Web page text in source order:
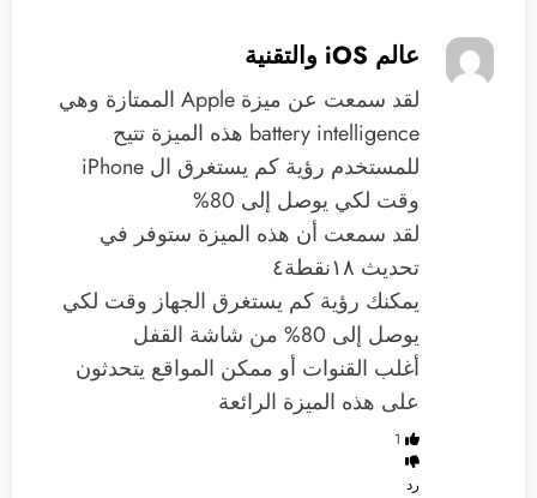
عالم iOS والتقنية
‏لقد سمعت عن ميزة Apple الممتازة وهي
battery intelligence هذه الميزة تتيح
للمستخدم رؤية كم يستغرق ال iPhone
وقت لكي يوصل إلى 80%
‏لقد سمعت أن هذه الميزة ستوفر في
تحديث ١٨نقطة٤
‏يمكنك رؤية كم يستغرق الجهاز وقت لكي
يوصل إلى 80% من شاشة القفل
‏أغلب القنوات أو ممكن المواقع يتحدثون
على هذه الميزة الرائعة
1
رد